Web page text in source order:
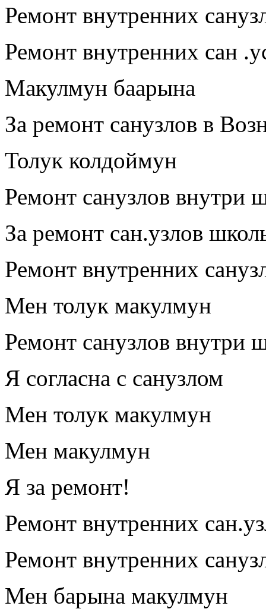
Ремонт внутренних
Ремонт внутренних сан
Макулмун баарына
За ремонт санузлов в
Толук колдоймун
Ремонт санузлов внутри
За ремонт сан.узлов
Ремонт внутренних
Мен толук макулмун
Ремонт санузлов внутри
Я согласна с санузлом
Мен толук макулмун
Мен макулмун
Я за ремонт!
Ремонт внутренних
Ремонт внутренних
Мен барына макулмун